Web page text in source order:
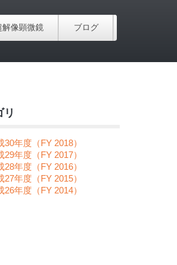
解像顕微鏡 ブログ
リ
30年度（FY 2018）
29年度（FY 2017）
28年度（FY 2016）
27年度（FY 2015）
26年度（FY 2014）